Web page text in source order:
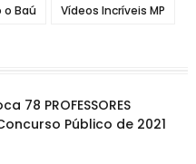
o Baú Vídeos Incríveis MP
78 PROFESSORES
Público de 2021